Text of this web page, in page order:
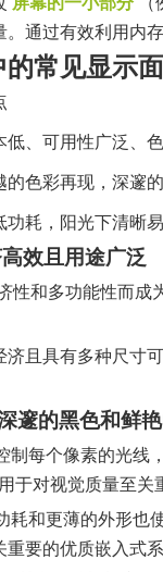
通过有效利用内
常见显示
低、可用性广泛、
的色彩再现，深邃
功耗，阳光下清晰
效且用途广泛
性和多功能性而成
济且具有多种尺寸
邃的黑色和鲜
制每个像素的光线
于对视觉质量至关
耗和更薄的外形也
要的优质嵌入式系